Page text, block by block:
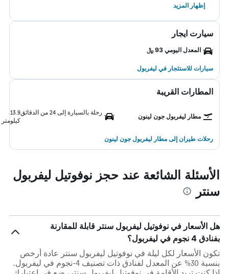
إظهار المزيد
سيارت ايجار
المعدل اليومي 93 ﷼
سيارات للاستئجار في ليفربول
المطارات القريبة
مطار ليفربول جون لينون
رحلة بالسيارة إلى 24 من الدقائق
13.9
كيلومتر
رحلات طيران إلى مطار ليفربول جون لينون
الأسئلة الشائعة عند حجز نوفوتيل ليفربول
سنتر
هل الأسعار في نوفوتيل ليفربول سنتر قابلة للمقارنة
بفنادق 4 نجوم في ليفربول؟
تكون الأسعار لكل ليلة في نوفوتيل ليفربول سنتر عادة أرخص
بنسبة 30% عن المعدل لفنادق ذات تصنيف 4-نجوم في ليفربول.